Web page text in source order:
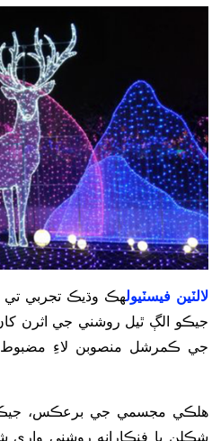
لالٽين فيسٽيولهڪ وڌيڪ تجربي تي
جيڪو الڳ ٿيل روشني جي اثرن
جي ڪمرشل منصوبن لاءِ
هلڪي مجسمي جي برعڪس،
شڪلن يا فنڪارانه روشني واري